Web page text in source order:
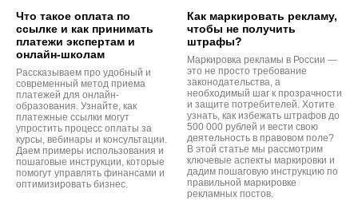
Что такое оплата по
ссылке и как принимать
платежи экспертам и
онлайн-школам
Рассказываем про удобный и
современный метод приема
платежей для онлайн-
образования. Узнайте, как
платежные ссылки могут
упростить процесс оплаты за
курсы, вебинары и консультации.
Даем примеры использования и
пошаговые инструкции, которые
помогут управлять финансами и
оптимизировать бизнес.
Как маркировать рекламу,
чтобы не получить
штрафы?
Маркировка рекламы в России —
это не просто требование
законодательства, а
необходимый шаг к прозрачности
и защите потребителей. Хотите
узнать, как избежать штрафов до
500 000 рублей и вести свою
деятельность в правовом поле?
В этой статье мы рассмотрим
ключевые аспекты маркировки и
дадим пошаговую инструкцию по
правильной маркировке
рекламных постов.